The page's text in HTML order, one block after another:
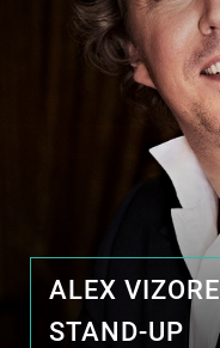
autour
ALEX
STAND-UP